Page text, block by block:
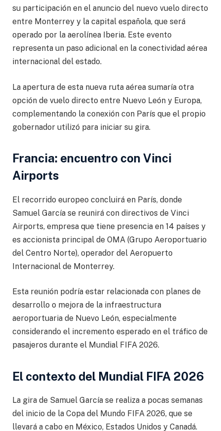
su participación en el anuncio del nuevo vuelo directo
entre Monterrey y la capital española, que será
operado por la aerolínea Iberia. Este evento
representa un paso adicional en la conectividad aérea
internacional del estado.
La apertura de esta nueva ruta aérea sumaría otra
opción de vuelo directo entre Nuevo León y Europa,
complementando la conexión con París que el propio
gobernador utilizó para iniciar su gira.
Francia: encuentro con Vinci
Airports
El recorrido europeo concluirá en París, donde
Samuel García se reunirá con directivos de Vinci
Airports, empresa que tiene presencia en 14 países y
es accionista principal de OMA (Grupo Aeroportuario
del Centro Norte), operador del Aeropuerto
Internacional de Monterrey.
Esta reunión podría estar relacionada con planes de
desarrollo o mejora de la infraestructura
aeroportuaria de Nuevo León, especialmente
considerando el incremento esperado en el tráfico de
pasajeros durante el Mundial FIFA 2026.
El contexto del Mundial FIFA 2026
La gira de Samuel García se realiza a pocas semanas
del inicio de la Copa del Mundo FIFA 2026, que se
llevará a cabo en México, Estados Unidos y Canadá.